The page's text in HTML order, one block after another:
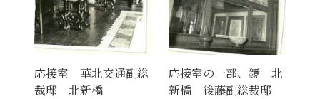
応接室 華北交通副総
裁邸 北新橋
応接室の一部、鏡 北
新橋 後藤副総裁邸